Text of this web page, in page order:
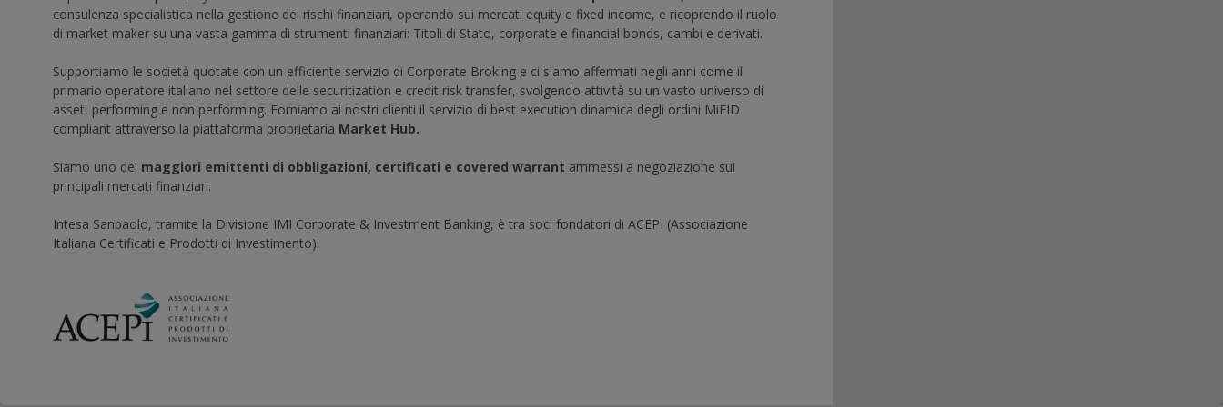
consulenza specialistica nella gestione dei rischi finanziari, operando sui mercati equity e fixed income, e ricoprendo il ruolo
di market maker su una vasta gamma di strumenti finanziari: Titoli di Stato, corporate e financial bonds, cambi e derivati.
Supportiamo le società quotate con un efficiente servizio di Corporate Broking e ci siamo affermati negli anni come il
primario operatore italiano nel settore delle securitization e credit risk transfer, svolgendo attività su un vasto universo di
asset, performing e non performing. Forniamo ai nostri clienti il servizio di best execution dinamica degli ordini MiFID
compliant attraverso la piattaforma proprietaria Market Hub.
Siamo uno dei maggiori emittenti di obbligazioni, certificati e covered warrant ammessi a negoziazione sui
principali mercati finanziari.
Intesa Sanpaolo, tramite la Divisione IMI Corporate & Investment Banking, è tra soci fondatori di ACEPI (Associazione
Italiana Certificati e Prodotti di Investimento).